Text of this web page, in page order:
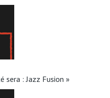
sera : Jazz Fusion »